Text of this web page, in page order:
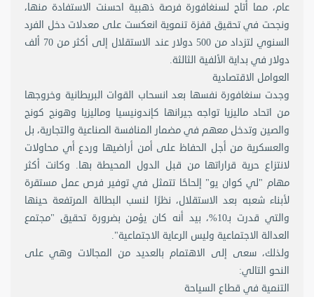
عام، مما أتاح لسنغافورة فرصة ذهبية احسنت الاستفادة منها،
ونجحت في تحقيق قفزة تنموية انعكست على معدلات دخل الفرد
السنوي لتزداد من 500 دولار عند الاستقلال إلى أكثر من 70 ألف
دولار في بداية الألفية الثالثة.
العوامل الاقتصادية
وجدت سنغافورة نفسها بعد انسحاب القوات البريطانية وخروجها
من اتحاد ماليزيا تواجه جيرانها كإندونيسيا وماليزيا وهونج كونج
والصين وتدخل معهم في مضمار المنافسة الصناعية والتجارية، بل
والعسكرية من أجل الحفاظ على أمن أراضيها وردع أي محاولات
لانتزاع حرية قراراتها من قبل الدول المحيطة بها. وكانت أكثر
مهام "لي كوان يو" إلحاحًا تتمثل في توفير فرص عمل مستقرة
لأبناء شعبه بعد الاستقلال، نظرًا لنسب البطالة المرتفعة حينها
والتي قدرت بـ10%، بيد أنه كان يؤمن بضرورة تحقيق "مجتمع
العدالة الاجتماعية وليس الرعاية الاجتماعية".
ولذلك، سعى إلى الاهتمام بالعديد من المجالات وهي على
النحو التالي:
التنمية في قطاع السياحة